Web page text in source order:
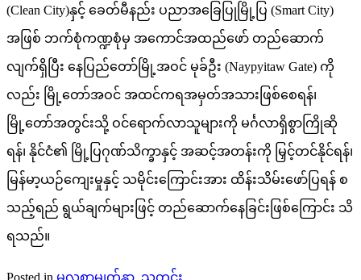
(Clean City)နှင့် ခေတ်မီနည်း ပညာအခြေပြုမြို့ပြ (Smart City)
အဖြစ် ဘက်စုံကဏ္ဍစုံမှ အကောင်အထည်ဖော် တည်ဆောက်
လျက်ရှိပြီး နေပြည်တော်မြို့အဝင် မုခ်ဦး (Naypyitaw Gate) ကို
လည်း မြို့တော်အဝင် အထင်ကရအမှတ်အသားဖြစ်စေရန်၊
မြို့တော်အတွင်းသို့ ဝင်ရောက်လာသူများကို မင်္ဂလာရှိစွာကြိုဆို
ရန်၊ နိုင်ငံ၏ မြို့ပြဂုဏ်သိက္ခာနှင့် အဆင့်အတန်းကို မြှင့်တင်နိုင်ရန်၊
မြန်မာ့ယဉ်ကျေးမှုနှင့် သမိုင်းကြောင်းအား ထိန်းသိမ်းဖော်ပြရန် စ
သည့်ရည် ရွယ်ချက်များဖြင့် တည်ဆောက်​နေခြင်းဖြစ်​ကြောင်း သိ
ရသည်။
Posted in မူလစာမျက်နှာ, သတင်း